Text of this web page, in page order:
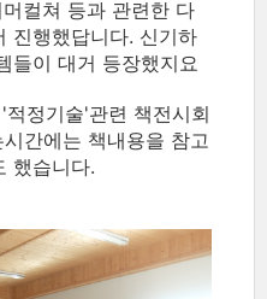
컬쳐 등과 관련한 다
진행했답니다. 신기하
들이 대거 등장했지요
정기술'관련 책전시회
간에는 책내용을 참고
했습니다.